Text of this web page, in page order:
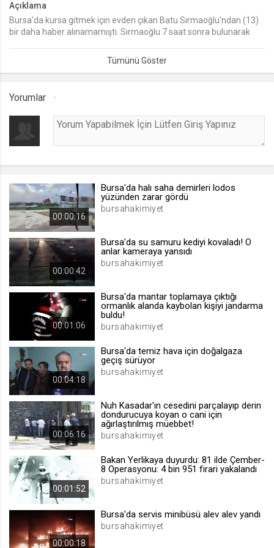
lang
.web.tv
Seçilen dil tercihini tutmak
.web.tv
[hash]
.web.tv
Site içeriği önerme
voteLike*
.web.tv
1 ay
.web.tv
İsimsiz ziyaretçi için site içeriği
Açıklama
Bursa'da kursa gitmek için evden çıkan Batu Sırmaoğlu'ndan (13)
bir daha haber alınamamıştı. Sırmaoğlu 7 saat sonra bulunarak
Yorumlar
00:00:16
Bursa'da halı saha demirleri lodos
yüzünden zarar gördü
bursahakimiyet
00:00:42
Bursa’da su samuru kediyi kovaladı! O
anlar kameraya yansıdı
bursahakimiyet
00:01:06
Bursa'da mantar toplamaya çıktığı
ormanlık alanda kaybolan kişiyi jandarma
buldu!
bursahakimiyet
00:04:18
Bursa'da temiz hava için doğalgaza
geçiş sürüyor
bursahakimiyet
00:06:16
Nuh Kasadar'ın cesedini parçalayıp derin
dondurucuya koyan o cani için
ağırlaştırılmış müebbet!
bursahakimiyet
00:01:52
Bakan Yerlikaya duyurdu: 81 ilde Çember-
8 Operasyonu: 4 bin 951 firari yakalandı
bursahakimiyet
00:00:18
Bursa'da servis minibüsü alev alev yandı
bursahakimiyet